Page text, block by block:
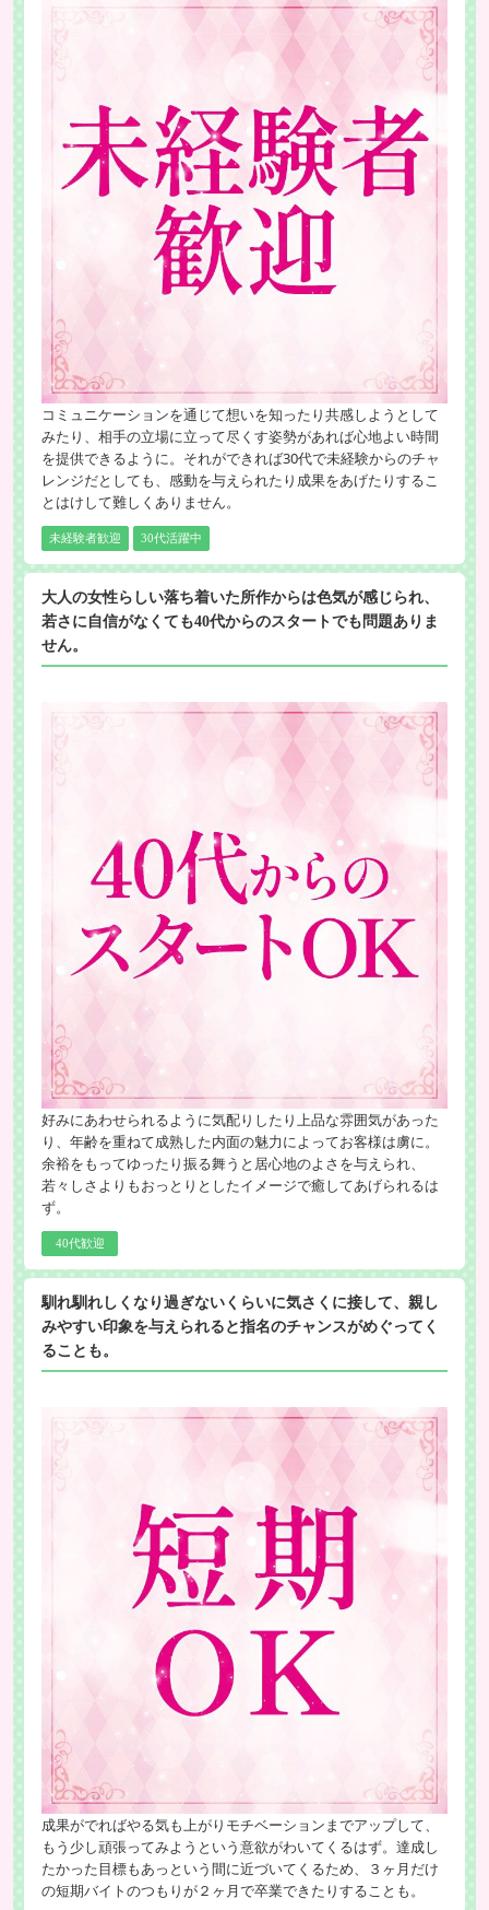
コミュニケーションを通じて想いを知ったり共感しようとして
みたり、相手の立場に立って尽くす姿勢があれば心地よい時間
を提供できるように。それができれば30代で未経験からのチャ
レンジだとしても、感動を与えられたり成果をあげたりするこ
とはけして難しくありません。
未経験者歓迎 30代活躍中
大人の女性らしい落ち着いた所作からは色気が感じられ、
若さに自信がなくても40代からのスタートでも問題ありま
せん。
好みにあわせられるように気配りしたり上品な雰囲気があった
り、年齢を重ねて成熟した内面の魅力によってお客様は虜に。
余裕をもってゆったり振る舞うと居心地のよさを与えられ、
若々しさよりもおっとりとしたイメージで癒してあげられるは
ず。
40代歓迎
馴れ馴れしくなり過ぎないくらいに気さくに接して、親し
みやすい印象を与えられると指名のチャンスがめぐってく
ることも。
成果がでればやる気も上がりモチベーションまでアップして、
もう少し頑張ってみようという意欲がわいてくるはず。達成し
たかった目標もあっという間に近づいてくるため、３ヶ月だけ
の短期バイトのつもりが２ヶ月で卒業できたりすることも。